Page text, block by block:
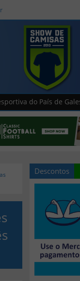
País de Gales
Descontos